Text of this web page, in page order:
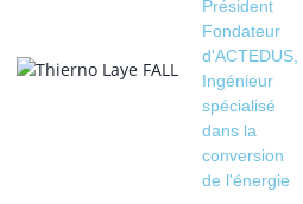
Président
Fondateur
d'ACTEDUS,
Ingénieur
spécialisé
dans la
conversion
de l'énergie